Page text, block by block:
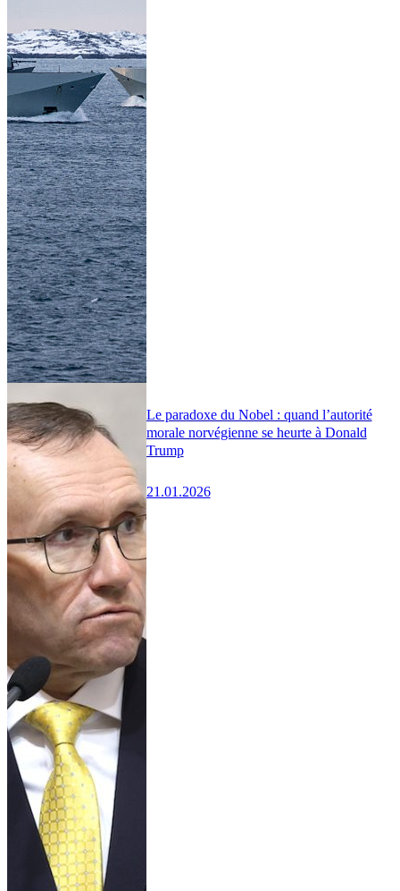
Le paradoxe du Nobel : quand l’autorité
morale norvégienne se heurte à Donald
Trump
21.01.2026